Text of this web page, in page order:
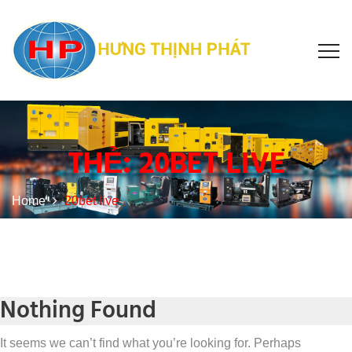
THẺ:20BET LIVE
Home 20bet live
Nothing Found
It seems we can’t find what you’re looking for. Perhaps